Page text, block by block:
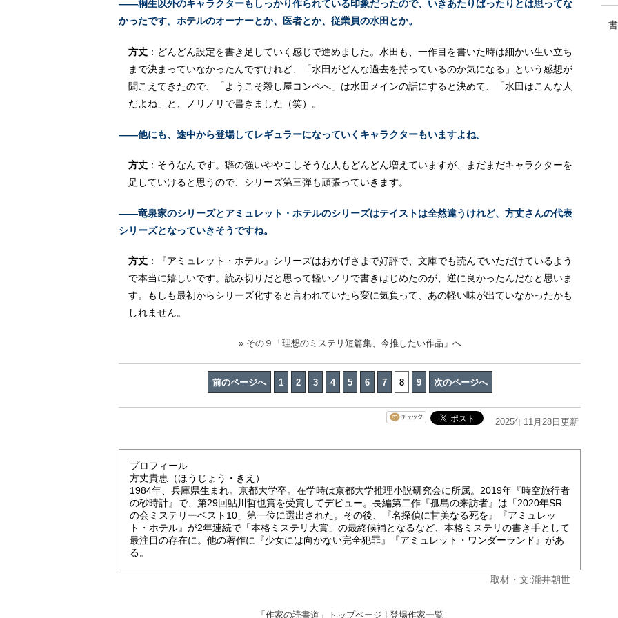
――桐生以外のキャラクターもしっかり作られている印象だったので、いきあたりばったりとは思ってな
かったです。ホテルのオーナーとか、医者とか、従業員の水田とか。
方丈 ：どんどん設定を書き足していく感じで進めました。水田も、一作目を書いた時は細かい生い立ち
まで決まっていなかったんですけれど、「水田がどんな過去を持っているのか気になる」という感想が
聞こえてきたので、「ようこそ殺し屋コンペへ」は水田メインの話にすると決めて、「水田はこんな人
だよね」と、ノリノリで書きました（笑）。
――他にも、途中から登場してレギュラーになっていくキャラクターもいますよね。
方丈 ：そうなんです。癖の強いややこしそうな人もどんどん増えていますが、まだまだキャラクターを
足していけると思うので、シリーズ第三弾も頑張っていきます。
――竜泉家のシリーズとアミュレット・ホテルのシリーズはテイストは全然違うけれど、方丈さんの代表
シリーズとなっていきそうですね。
方丈 ：『アミュレット・ホテル』シリーズはおかげさまで好評で、文庫でも読んでいただけているよう
で本当に嬉しいです。読み切りだと思って軽いノリで書きはじめたのが、逆に良かったんだなと思いま
す。もしも最初からシリーズ化すると言われていたら変に気負って、あの軽い味が出ていなかったかも
しれません。
» その９「理想のミステリ短篇集、今推したい作品」へ
前のページへ 1 2 3 4 5 6 7 8 9 次のページへ
2025年11月28日更新
プロフィール
方丈貴恵（ほうじょう・きえ）
1984年、兵庫県生まれ。京都大学卒。在学時は京都大学推理小説研究会に所属。2019年『時空旅行者
の砂時計』で、第29回鮎川哲也賞を受賞してデビュー。長編第二作『孤島の来訪者』は「2020年SR
の会ミステリーベスト10」第一位に選出された。その後、『名探偵に甘美なる死を』『アミュレッ
ト・ホテル』が2年連続で「本格ミステリ大賞」の最終候補となるなど、本格ミステリの書き手として
最注目の存在に。他の著作に『少女には向かない完全犯罪』『アミュレット・ワンダーランド』があ
る。
取材・文:瀧井朝世
「作家の読書道」トップページ 登場作家一覧